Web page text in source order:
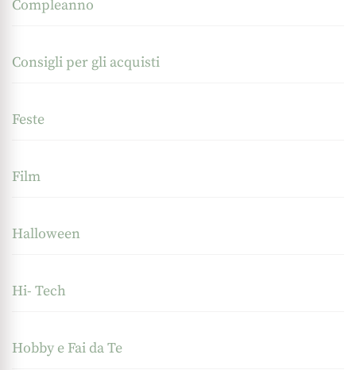
Compleanno
Consigli per gli acquisti
Feste
Film
Halloween
Hi- Tech
Hobby e Fai da Te